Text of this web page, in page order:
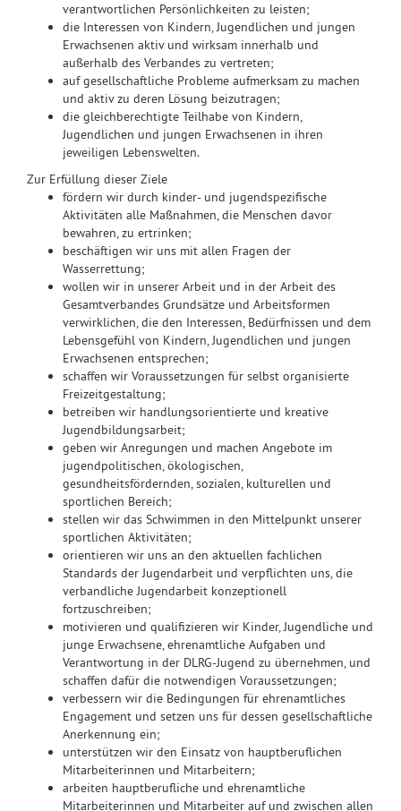
verantwortlichen Persönlichkeiten zu leisten;
die Interessen von Kindern, Jugendlichen und jungen
Erwachsenen aktiv und wirksam innerhalb und
außerhalb des Verbandes zu vertreten;
auf gesellschaftliche Probleme aufmerksam zu machen
und aktiv zu deren Lösung beizutragen;
die gleichberechtigte Teilhabe von Kindern,
Jugendlichen und jungen Erwachsenen in ihren
jeweiligen Lebenswelten.
Zur Erfüllung dieser Ziele
fördern wir durch kinder- und jugendspezifische
Aktivitäten alle Maßnahmen, die Menschen davor
bewahren, zu ertrinken;
beschäftigen wir uns mit allen Fragen der
Wasserrettung;
wollen wir in unserer Arbeit und in der Arbeit des
Gesamtverbandes Grundsätze und Arbeitsformen
verwirklichen, die den Interessen, Bedürfnissen und dem
Lebensgefühl von Kindern, Jugendlichen und jungen
Erwachsenen entsprechen;
schaffen wir Voraussetzungen für selbst organisierte
Freizeitgestaltung;
betreiben wir handlungsorientierte und kreative
Jugendbildungsarbeit;
geben wir Anregungen und machen Angebote im
jugendpolitischen, ökologischen,
gesundheitsfördernden, sozialen, kulturellen und
sportlichen Bereich;
stellen wir das Schwimmen in den Mittelpunkt unserer
sportlichen Aktivitäten;
orientieren wir uns an den aktuellen fachlichen
Standards der Jugendarbeit und verpflichten uns, die
verbandliche Jugendarbeit konzeptionell
fortzuschreiben;
motivieren und qualifizieren wir Kinder, Jugendliche und
junge Erwachsene, ehrenamtliche Aufgaben und
Verantwortung in der DLRG-Jugend zu übernehmen, und
schaffen dafür die notwendigen Voraussetzungen;
verbessern wir die Bedingungen für ehrenamtliches
Engagement und setzen uns für dessen gesellschaftliche
Anerkennung ein;
unterstützen wir den Einsatz von hauptberuflichen
Mitarbeiterinnen und Mitarbeitern;
arbeiten hauptberufliche und ehrenamtliche
Mitarbeiterinnen und Mitarbeiter auf und zwischen allen